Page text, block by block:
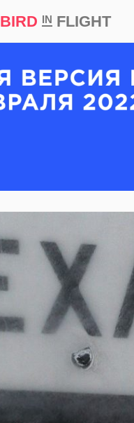
BIRD INFLIGHT